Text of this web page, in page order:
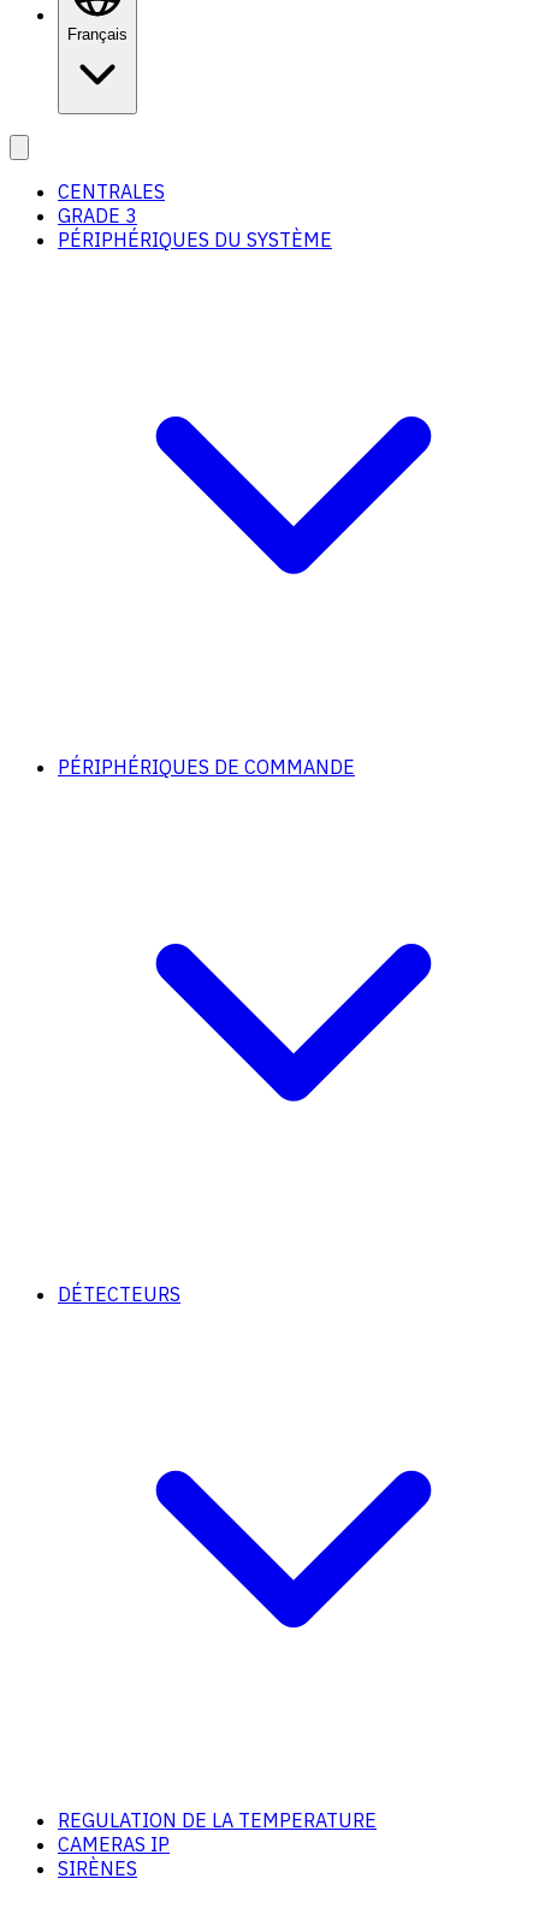
Français
CENTRALES
GRADE 3
PÉRIPHÉRIQUES DU SYSTÈME
PÉRIPHÉRIQUES DE COMMANDE
DÉTECTEURS
REGULATION DE LA TEMPERATURE
CAMERAS IP
SIRÈNES